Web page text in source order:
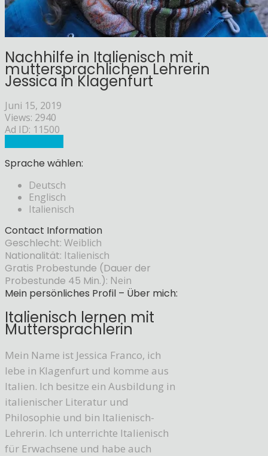
Nachhilfe in Italienisch mit
muttersprachlichen Lehrerin
Jessica in Klagenfurt
Juni 15, 2019
Views: 2940
Ad ID: 11500
Sprache wählen:
Deutsch
Englisch
Italienisch
Contact Information
Geschlecht: Weiblich
Nationalität: Italienisch
Gratis Probestunde (Dauer der
Probestunde 45 Min.): Nein
Mein persönliches Profil – Über mich:
Italienisch lernen mit
Muttersprachlerin
Mein Name ist Jessica Franco, ich
lebe in Klagenfurt und komme aus
Italien. Ich besitze ein Ausbildung in
italienischer Literatur und
Philosophie und bin Italienisch-
Lehrerin. Ich unterrichte Italienisch
für Erwachsene und habe auch